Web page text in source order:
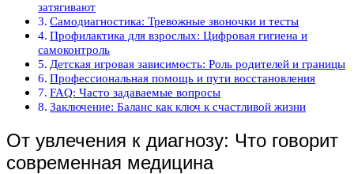
затягивают
Самодиагностика: Тревожные звоночки и тесты
Профилактика для взрослых: Цифровая гигиена и
самоконтроль
Детская игровая зависимость: Роль родителей и границы
Профессиональная помощь и пути восстановления
FAQ: Часто задаваемые вопросы
Заключение: Баланс как ключ к счастливой жизни
От увлечения к диагнозу: Что говорит
современная медицина